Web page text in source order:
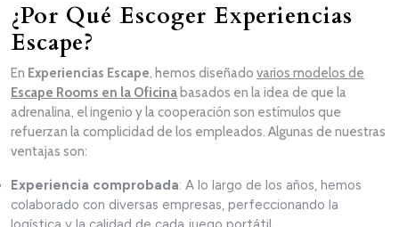
¿Por Qué Escoger Experiencias
Escape?
En Experiencias Escape, hemos diseñado varios modelos de
Escape Rooms en la Oficina basados en la idea de que la
adrenalina, el ingenio y la cooperación son estímulos que
refuerzan la complicidad de los empleados. Algunas de nuestras
ventajas son:
Experiencia comprobada: A lo largo de los años, hemos
colaborado con diversas empresas, perfeccionando la